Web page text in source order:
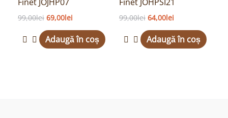
99,00lei 69,00lei
Adaugă în coș
99,00lei 64,00lei
Adaugă în coș